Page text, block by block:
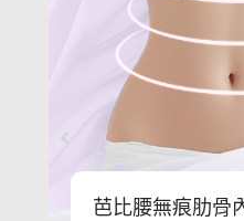
芭比腰無痕肋骨